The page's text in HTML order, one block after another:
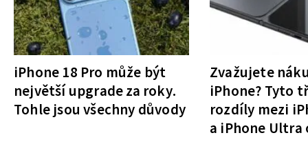
iPhone 18 Pro může být
největší upgrade za roky.
Tohle jsou všechny důvody
Zvažujete
iPhone? Tyto
rozdíly mezi
a iPhone Ultra